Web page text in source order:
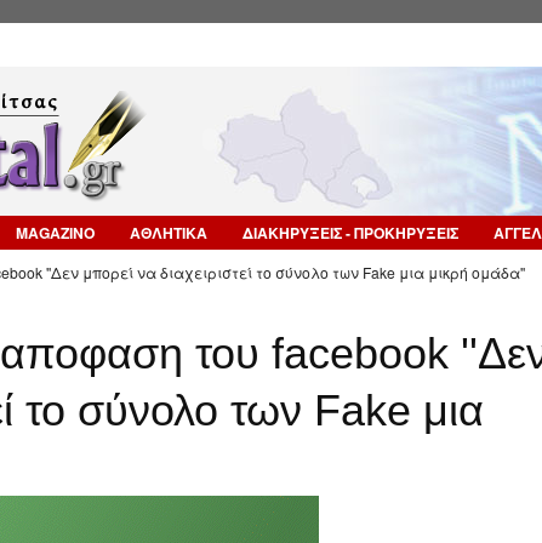
MAGAZINO ΑΘΛΗΤΙΚΑ ΔΙΑΚΗΡΥΞΕΙΣ - ΠΡΟΚΗΡΥΞΕΙΣ
''Δεν μπορεί να διαχειριστεί το σύνολο των Fake μια μικρή ομάδα''
του facebook
το σύνολο των Fake μια